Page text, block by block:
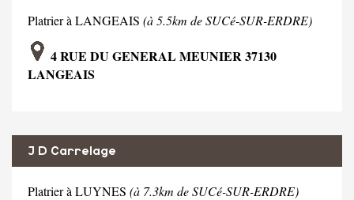
Platrier à LANGEAIS (à 5.5km de SUCé-SUR-ERDRE)
4 RUE DU GENERAL MEUNIER 37130
LANGEAIS
J D Carrelage
Platrier à LUYNES (à 7.3km de SUCé-SUR-ERDRE)